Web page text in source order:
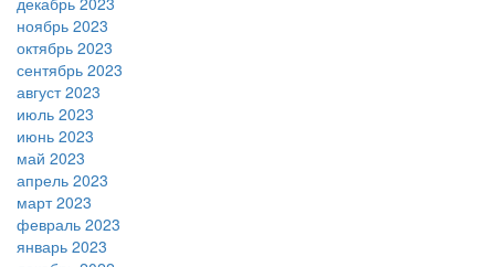
ноябрь 2023
октябрь 2023
сентябрь 2023
август 2023
июль 2023
июнь 2023
май 2023
апрель 2023
март 2023
февраль 2023
январь 2023